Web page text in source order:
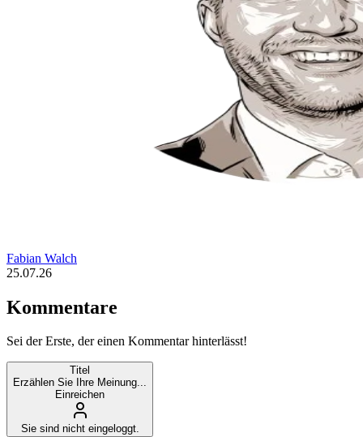
Fabian Walch
25.07.26
Kommentare
Sei der Erste, der einen Kommentar hinterlässt!
Titel
Erzählen Sie Ihre Meinung...
Einreichen
Sie sind nicht eingeloggt.